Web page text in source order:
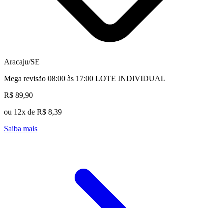
Aracaju/SE
Mega revisão 08:00 às 17:00 LOTE INDIVIDUAL
R$ 89,90
ou 12x de R$ 8,39
Saiba mais